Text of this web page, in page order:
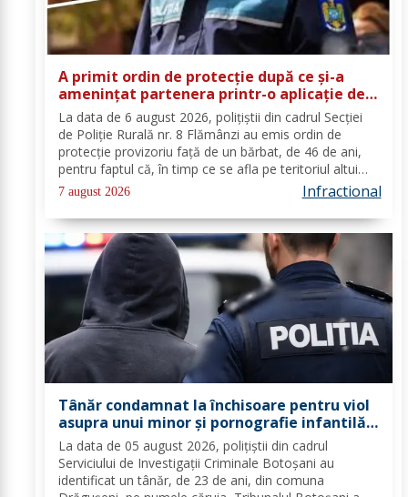
A primit ordin de protecție după ce și-a
amenințat partenera printr-o aplicație de
mesagerie
La data de 6 august 2026, polițiștii din cadrul Secției
de Poliție Rurală nr. 8 Flămânzi au emis ordin de
protecție provizoriu față de un bărbat, de 46 de ani,
pentru faptul că, în timp ce se afla pe teritoriul altui
stat, și-ar fi amenințat partenera, prin intermediul unor
mesaje transmise...
7 august 2026 Infractional
Tânăr condamnat la închisoare pentru viol
asupra unui minor și pornografie infantilă,
identificat de polițiști
La data de 05 august 2026, polițiștii din cadrul
Serviciului de Investigații Criminale Botoșani au
identificat un tânăr, de 23 de ani, din comuna